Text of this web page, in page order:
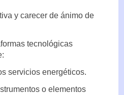
y carecer de ánimo de
tecnológicas
servicios energéticos.
o elementos